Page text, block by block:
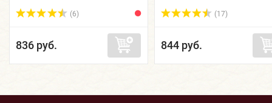
(6)
836 руб.
(17)
844 руб.